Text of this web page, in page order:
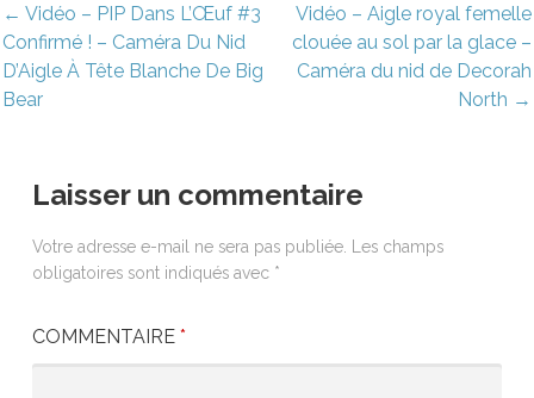
← Vidéo – PIP Dans L’Œuf #3
Confirmé ! – Caméra Du Nid
D’Aigle À Tête Blanche De Big
Bear
Vidéo – Aigle royal femelle
clouée au sol par la glace –
Caméra du nid de Decorah
North →
Laisser un commentaire
Votre adresse e-mail ne sera pas publiée.
Les champs
obligatoires sont indiqués avec *
COMMENTAIRE *